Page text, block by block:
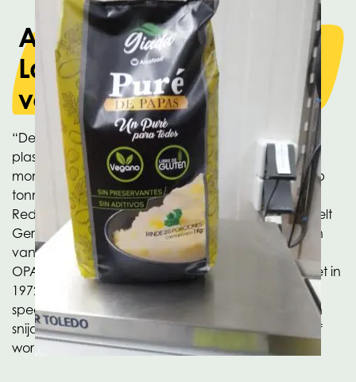
Aardappelvlokken van
Lamb Weston in nieuwe
verpakking van Flexpak
“De laatste jaren zijn we continu aan het testen of
plastic verpakkingen dunner kunnen en of het in
monomateriaal kan. Het gaat erom te besparen op
tonnage en alles perfect recyclebaar te houden.
Reductie en recycling zijn de sleutelwoorden”, vertelt
Gert-Jan van Baardwijk, directeur van Flexpak, een
van de inmiddels zeven dochterbedrijven van de
OPACKGROUP, een groep die gegroeid is vanuit het in
1972 opgerichte Oerlemans Plastics. Flexpak is
specialist op het gebied van drukken, lamineren en
snijden van folies. 95% van de omzet van het bedrijf
wordt in de foodsector gerealiseerd.